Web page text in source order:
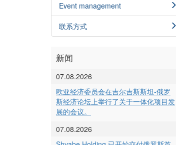
Event management
联系方式
新闻
07.08.2026
欧亚经济委员会在吉尔吉斯斯坦-俄罗
斯经济论坛上举行了关于一体化项目发
展的会议。
07.08.2026